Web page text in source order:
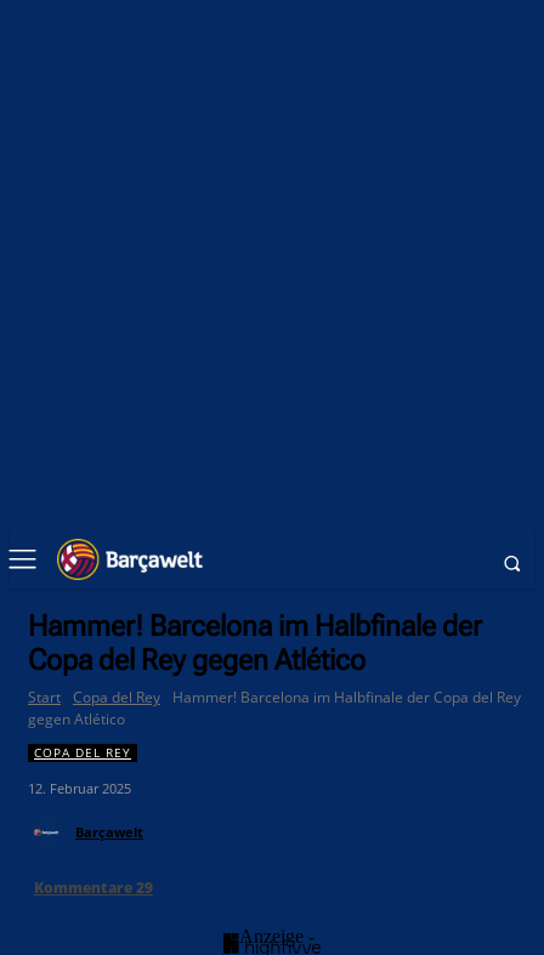
Hammer! Barcelona im Halbfinale der
Copa del Rey gegen Atlético
Start Copa del Rey
Hammer! Barcelona im Halbfinale der Copa del Rey
gegen Atlético
COPA DEL REY
12. Februar 2025
Barçawelt
Kommentare29
- Anzeige -